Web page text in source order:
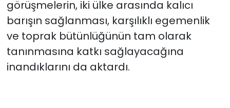
görüşmelerin, iki ülke arasında kalıcı
barışın sağlanması, karşılıklı egemenlik
ve toprak bütünlüğünün tam olarak
tanınmasına katkı sağlayacağına
inandıklarını da aktardı.